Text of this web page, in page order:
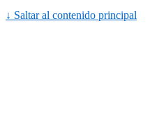
↓ Saltar al contenido principal